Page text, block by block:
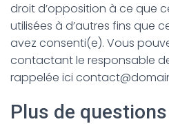
droit d’opposition à ce que
utilisées à d’autres fins que
avez consenti(e). Vous
contactant le responsable
rappelée ici
Plus de